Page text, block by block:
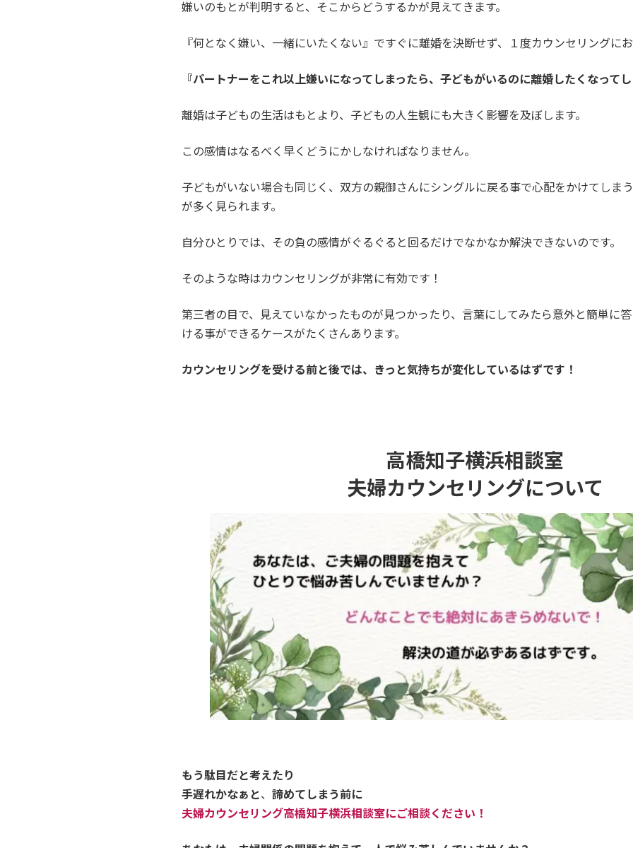
嫌いのもとが判明すると、そこからどうするかが見えてきます。
『何となく嫌い、一緒にいたくない』ですぐに離婚を決断せず、１度カウンセリングにお
『パートナーをこれ以上嫌いになってしまったら、子どもがいるのに離婚したくなってし
離婚は子どもの生活はもとより、子どもの人生観にも大きく影響を及ぼします。
この感情はなるべく早くどうにかしなければなりません。
子どもがいない場合も同じく、双方の親御さんにシングルに戻る事で心配をかけてしま
が多く見られます。
自分ひとりでは、その負の感情がぐるぐると回るだけでなかなか解決できないのです。
そのような時はカウンセリングが非常に有効です！
第三者の目で、見えていなかったものが見つかったり、言葉にしてみたら意外と簡単に
ける事ができるケースがたくさんあります。
カウンセリングを受ける前と後では、きっと気持ちが変化しているはずです！
高橋知子横浜相談室
夫婦カウンセリングについて
もう駄目だと考えたり
手遅れかなぁと、 諦めてしまう前に
夫婦カウンセリング高橋知子横浜相談室にご相談ください！